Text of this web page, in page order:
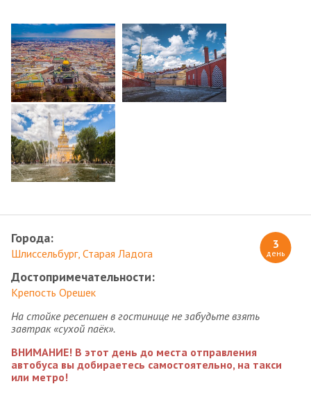
3
день
Города:
Шлиссельбург Старая Ладога
Достопримечательности:
Крепость Орешек
На стойке ресепшен в гостинице не забудьте взять
завтрак «сухой паёк».
ВНИМАНИЕ! В этот день до места отправления
автобуса вы добираетесь самостоятельно, на такси
или метро!